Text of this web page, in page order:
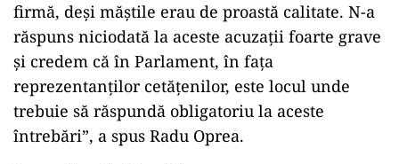
firmă, deşi măştile erau de proastă calitate. N-a
răspuns niciodată la aceste acuzaţii foarte grave
şi credem că în Parlament, în faţa
reprezentanţilor cetăţenilor, este locul unde
trebuie să răspundă obligatoriu la aceste
întrebări”, a spus Radu Oprea.